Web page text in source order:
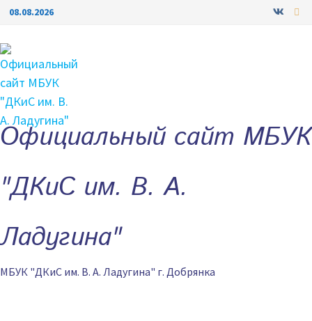
Перейти
содержимому
08.08.2026
Официальный сайт МБУК
"ДКиС им. В. А.
Ладугина"
МБУК "ДКиС им. В. А. Ладугина" г. Добрянка